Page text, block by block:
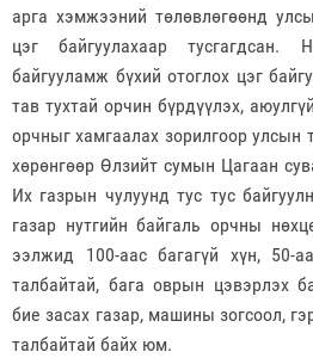
арга хэмжээний төлөвлөгөөнд
цэг байгуулахаар тусгагдсан.
байгууламж бүхий отоглох цэг
тав тухтай орчин бүрдүүлэх,
орчныг хамгаалах зорилгоор улсын
хөрөнгөөр Өлзийт сумын Цагаан
Их газрын чулуунд тус тус
газар нутгийн байгаль орчны
ээлжид 100-аас багагүй хүн, 50-
талбайтай, бага оврын цэвэрлэх
бие засах газар, машины зогсоол,
талбайтай байх юм.